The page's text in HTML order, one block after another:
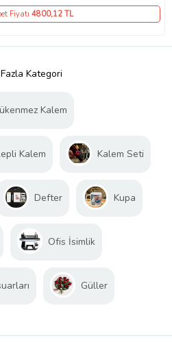
Fiyatı 4800,12 TL
Kategori
Kalem
Kalem Kalem Seti
Defter Kupa
Ofis İsimlik
Güller